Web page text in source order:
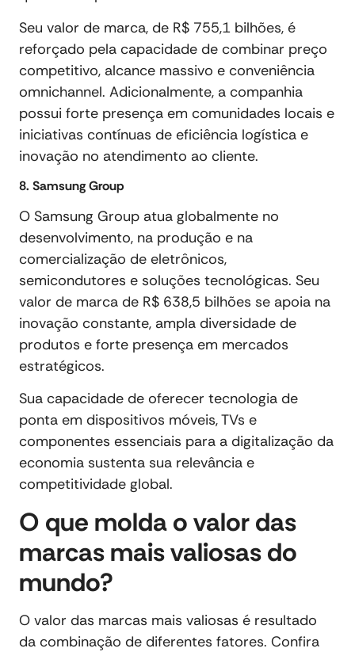
Seu valor de marca, de R$ 755,1 bilhões, é
reforçado pela capacidade de combinar preço
competitivo, alcance massivo e conveniência
omnichannel. Adicionalmente, a companhia
possui forte presença em comunidades locais e
iniciativas contínuas de eficiência logística e
inovação no atendimento ao cliente.
8. Samsung Group
O Samsung Group atua globalmente no
desenvolvimento, na produção e na
comercialização de eletrônicos,
semicondutores e soluções tecnológicas. Seu
valor de marca de R$ 638,5 bilhões se apoia na
inovação constante, ampla diversidade de
produtos e forte presença em mercados
estratégicos.
Sua capacidade de oferecer tecnologia de
ponta em dispositivos móveis, TVs e
componentes essenciais para a digitalização da
economia sustenta sua relevância e
competitividade global.
O que molda o valor das
marcas mais valiosas do
mundo?
O valor das marcas mais valiosas é resultado
da combinação de diferentes fatores. Confira